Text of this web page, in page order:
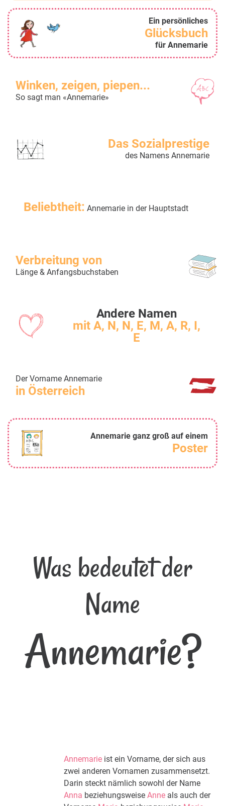
Ein persönliches
Glücksbuch
für Annemarie
Winken, zeigen, piepen...
So sagt man «Annemarie»
Das Sozialprestige
des Namens Annemarie
Beliebtheit: Annemarie in der Hauptstadt
Verbreitung von
Länge & Anfangsbuchstaben
Andere Namen
mit A, N, N, E, M, A, R, I,
E
Der Vorname Annemarie
in Österreich
Annemarie ganz groß auf einem
Poster
Was bedeutet der
Name
Annemarie?
Annemarie ist ein Vorname, der sich aus
zwei anderen Vornamen zusammensetzt.
Darin steckt nämlich sowohl der Name
Anna beziehungsweise Anne als auch der